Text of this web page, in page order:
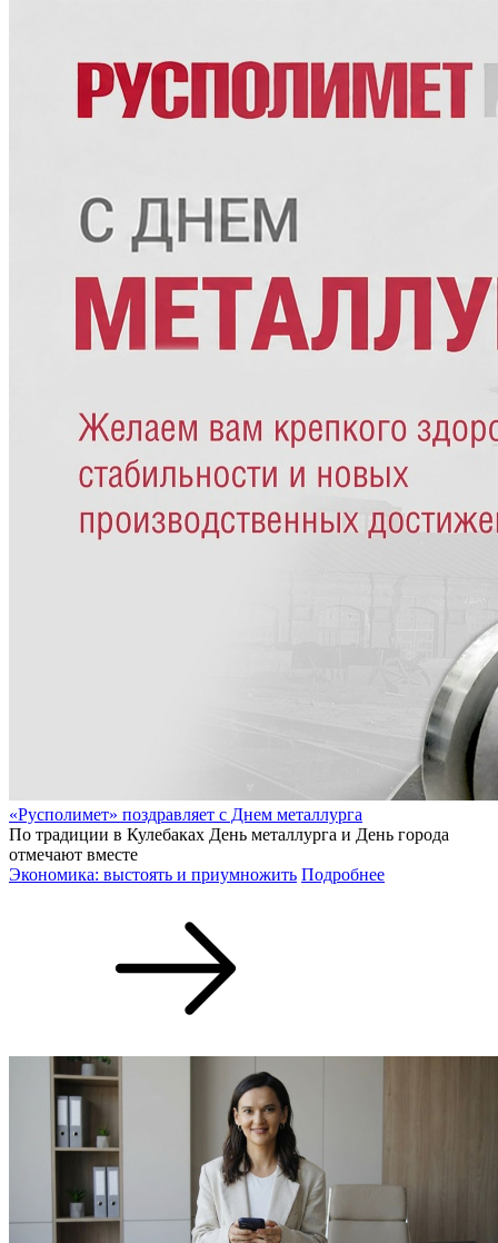
«Русполимет» поздравляет с Днем металлурга
По традиции в Кулебаках День металлурга и День города
отмечают вместе
Экономика: выстоять и приумножить Подробнее